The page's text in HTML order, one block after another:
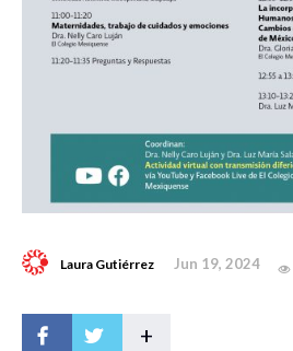
Laura Gutiérrez Jun 19, 2024
+